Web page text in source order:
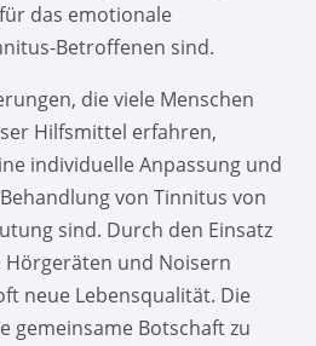
das emotionale
Betroffenen sind.
die viele Menschen
Hilfsmittel erfahren,
individuelle Anpassung und
von Tinnitus von
sind. Durch den Einsatz
Hörgeräten und Noisern
neue Lebensqualität. Die
gemeinsame Botschaft zu